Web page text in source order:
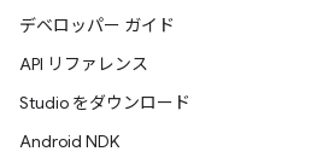
デベロッパー ガイド
API リファレンス
Studio をダウンロード
Android NDK